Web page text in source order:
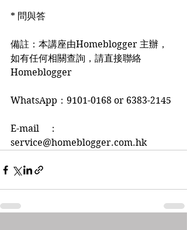
* 問與答
備註：本講座由Homeblogger 主辦，
如有任何相關查詢，請直接聯絡
Homeblogger
WhatsApp：9101-0168 or 6383-2145
E-mail　：
service@homeblogger.com.hk